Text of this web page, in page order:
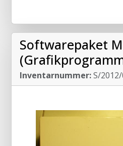
Softwarepaket
Inventarnummer:S/